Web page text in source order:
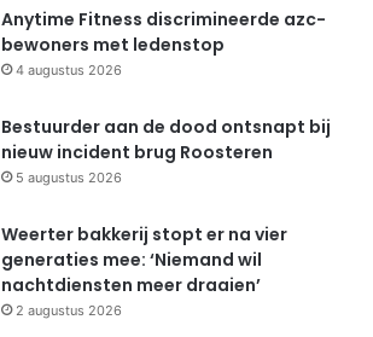
Anytime Fitness discrimineerde azc-
bewoners met ledenstop
4 augustus 2026
Bestuurder aan de dood ontsnapt bij
nieuw incident brug Roosteren
5 augustus 2026
Weerter bakkerij stopt er na vier
generaties mee: ‘Niemand wil
nachtdiensten meer draaien’
2 augustus 2026